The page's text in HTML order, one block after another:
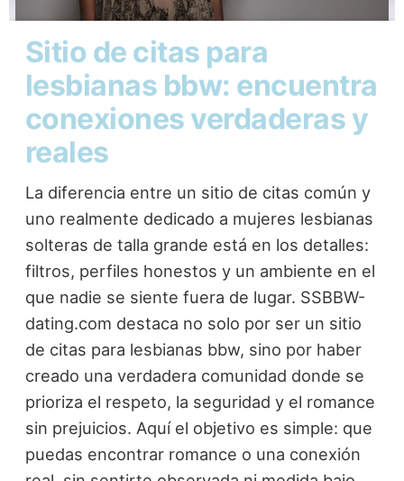
Sitio de citas para
lesbianas bbw: encuentra
conexiones verdaderas y
reales
La diferencia entre un sitio de citas común y
uno realmente dedicado a mujeres lesbianas
solteras de talla grande está en los detalles:
filtros, perfiles honestos y un ambiente en el
que nadie se siente fuera de lugar. SSBBW-
dating.com destaca no solo por ser un sitio
de citas para lesbianas bbw, sino por haber
creado una verdadera comunidad donde se
prioriza el respeto, la seguridad y el romance
sin prejuicios. Aquí el objetivo es simple: que
puedas encontrar romance o una conexión